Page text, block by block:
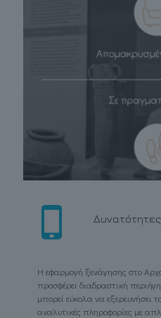
Η εφαρμογή ξενάγησης στο
προσφέρει διαδραστική
μπορεί εύκολα να εξερευνήσει
αναλυτικές πληροφορίες με